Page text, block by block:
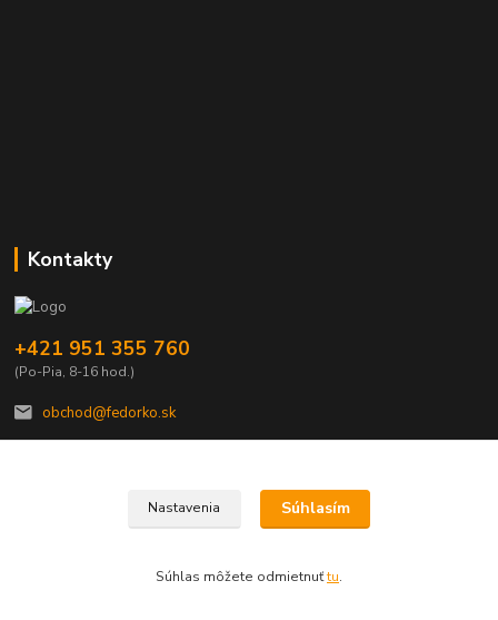
Kontakty
+421 951 355 760
(Po-Pia, 8-16 hod.)
obchod@fedorko.sk
© Copyright FEDORKO s.r.o. 1990
Nastavenia Súhlasím
Súhlas môžete odmietnuťtu.